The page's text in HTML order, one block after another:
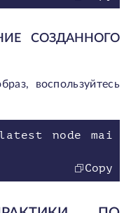
СОЗДАННОГО
воспользуйтесь
node mai
Copy